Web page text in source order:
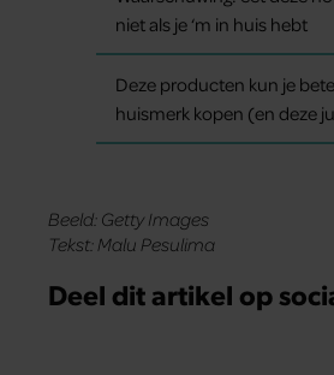
niet als je ‘m in huis hebt
Deze producten kun je
huismerk kopen (en deze
Beeld: Getty Images
Tekst: Malu Pesulima
Deel dit artikel op